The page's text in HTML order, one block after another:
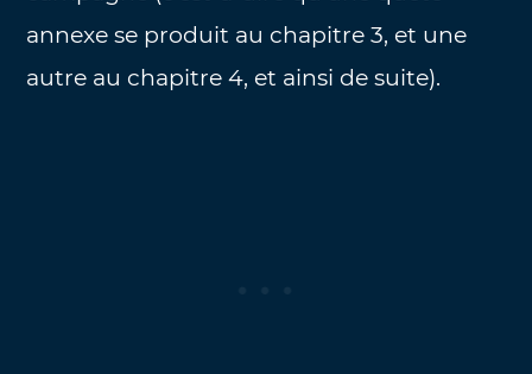
annexe se produit au chapitre 3, et une
autre au chapitre 4, et ainsi de suite).